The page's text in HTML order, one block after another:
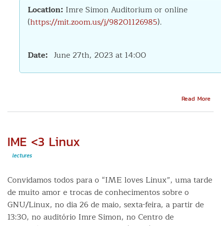
Location: Imre Simon Auditorium or online
(https://mit.zoom.us/j/98201126985).
Date June 27th, 2023 at 14:00
Read More
IME <3 Linux
lectures
Convidamos todos para o “IME loves Linux”, uma tarde
de muito amor e trocas de conhecimentos sobre o
GNU/Linux, no dia 26 de maio, sexta-feira, a partir de
13:30, no auditório Imre Simon, no Centro de